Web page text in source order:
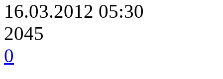
16.03.2012 05:30
2045
0